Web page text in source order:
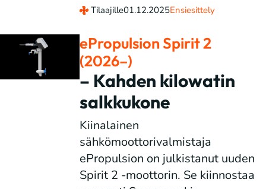
Tilaajille01.12.2025Ensiesittely
ePropulsion Spirit 2
(2026–)
– Kahden kilowatin
salkkukone
Kiinalainen
sähkömoottorivalmistaja
ePropulsion on julkistanut uuden
Spirit 2 -moottorin. Se kiinnostaa